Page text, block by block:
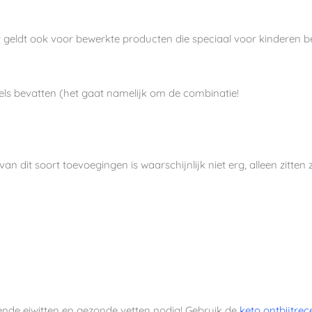
ook voor bewerkte producten die speciaal voor kinderen
bevatten (het gaat namelijk om de combinatie!
dit soort toevoegingen is waarschijnlijk niet erg, alleen zitten